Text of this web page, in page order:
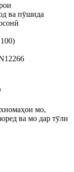
ва пӯшида
мо,
ва мо дар тӯли